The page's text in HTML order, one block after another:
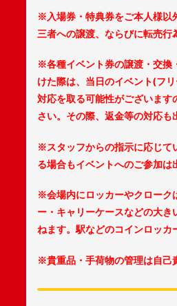
※入場券・特典券をご本人様以
三者への譲渡、ならびに転売行
※各種イベント券の譲渡・交換
けた際は、当日のイベント(フ
対応を取る可能性がございま
さい。 その際、返金等の対応も
※スタッフからの指示に応じて
る場合もイベントへのご参加は
※会場内にロッカーやクローク
ー・キャリーケースなどの大
ねます。駅などのコインロッカ
※貴重品・手荷物の管理は自己